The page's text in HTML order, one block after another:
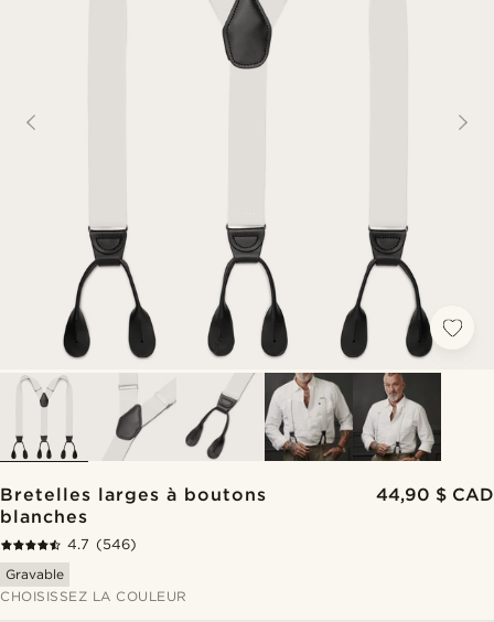
Bretelles larges à boutons
blanches
44,90 $ CAD
4.7 (546)
Gravable
CHOISISSEZ LA COULEUR